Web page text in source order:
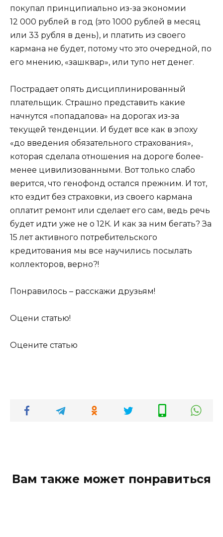
покупал принципиально из-за экономии
12 000 рублей в год (это 1000 рублей в месяц
или 33 рубля в день), и платить из своего
кармана не будет, потому что это очередной, по
его мнению, «зашквар», или тупо нет денег.
Пострадает опять дисциплинированный
плательщик. Страшно представить какие
начнутся «попадалова» на дорогах из-за
текущей тенденции. И будет все как в эпоху
«до введения обязательного страхования»,
которая сделала отношения на дороге более-
менее цивилизованными. Вот только слабо
верится, что генофонд остался прежним. И тот,
кто ездит без страховки, из своего кармана
оплатит ремонт или сделает его сам, ведь речь
будет идти уже не о 12К. И как за ним бегать? За
15 лет активного потребительского
кредитования мы все научились посылать
коллекторов, верно?!
Понравилось – расскажи друзьям!
Оцени статью!
Оцените статью
Вам также может понравиться